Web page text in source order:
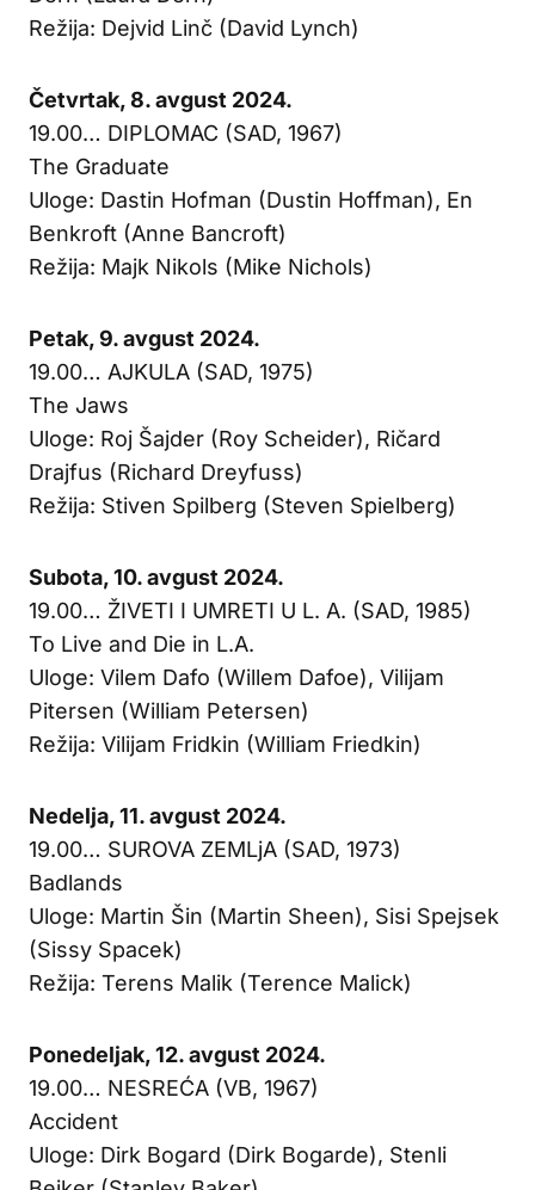
Režija: Dejvid Linč (David Lynch)
Četvrtak, 8. avgust 2024.
19.00… DIPLOMAC (SAD, 1967)
The Graduate
Uloge: Dastin Hofman (Dustin Hoffman), En
Benkroft (Anne Bancroft)
Režija: Majk Nikols (Mike Nichols)
Petak, 9. avgust 2024.
19.00… AJKULA (SAD, 1975)
The Jaws
Uloge: Roj Šajder (Roy Scheider), Ričard
Drajfus (Richard Dreyfuss)
Režija: Stiven Spilberg (Steven Spielberg)
Subota, 10. avgust 2024.
19.00… ŽIVETI I UMRETI U L. A. (SAD, 1985)
To Live and Die in L.A.
Uloge: Vilem Dafo (Willem Dafoe), Vilijam
Pitersen (William Petersen)
Režija: Vilijam Fridkin (William Friedkin)
Nedelja, 11. avgust 2024.
19.00… SUROVA ZEMLjA (SAD, 1973)
Badlands
Uloge: Martin Šin (Martin Sheen), Sisi Spejsek
(Sissy Spacek)
Režija: Terens Malik (Terence Malick)
Ponedeljak, 12. avgust 2024.
19.00… NESREĆA (VB, 1967)
Accident
Uloge: Dirk Bogard (Dirk Bogarde), Stenli